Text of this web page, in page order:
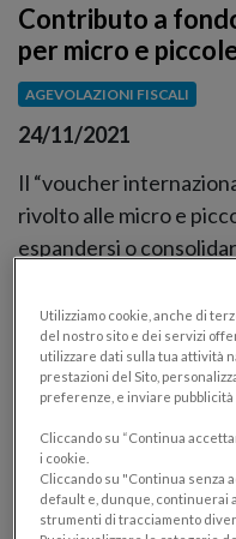
Contributo a
per micro e
AGEVOLAZIONI FISCALI
24/11/2021
Il “voucher
rivolto alle micro e
espandersi o
Utilizziamo cookie, anche di
del nostro sito e dei servizi
utilizzare dati sulla tua attività
prestazioni del Sito,
preferenze, e inviare pubblicità
Cliccando su “Continua
i cookie.
Cliccando su "Continua senza
default e, dunque, continuerai
strumenti di tracciamento